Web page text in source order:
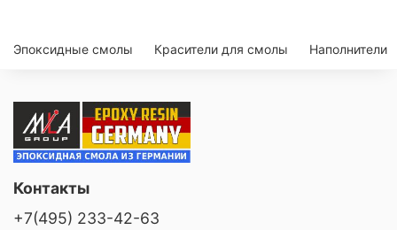
Эпоксидные смолы Красители для смолы Наполнители
Контакты
+7(495) 233-42-63